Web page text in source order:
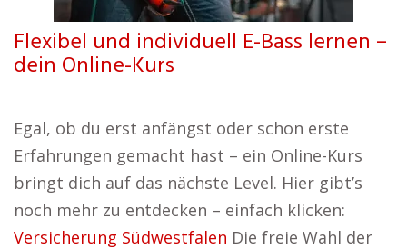
Flexibel und individuell E-Bass lernen –
dein Online-Kurs
Egal, ob du erst anfängst oder schon erste
Erfahrungen gemacht hast – ein Online-Kurs
bringt dich auf das nächste Level. Hier gibt’s
noch mehr zu entdecken – einfach klicken:
Versicherung Südwestfalen Die freie Wahl der